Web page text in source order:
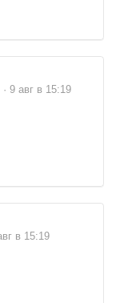
9 авг в 15:19
в 15:19